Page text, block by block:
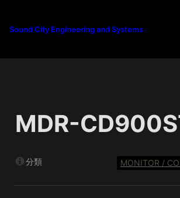
Sound City Engineering and Systems
MDR-
分類